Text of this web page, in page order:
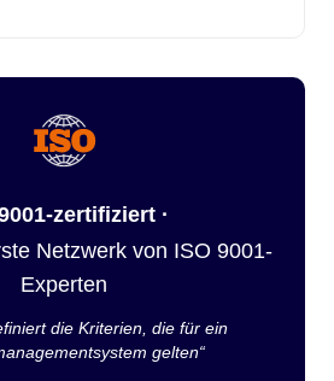
zertifiziert ·
Netzwerk von ISO 9001-
Experten
die Kriterien, die für ein
gelten“